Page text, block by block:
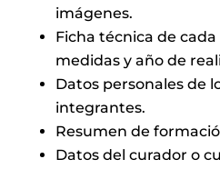
imágenes.
Ficha técnica de
medidas y año de
Datos personales de
integrantes.
Resumen de
Datos del curador o